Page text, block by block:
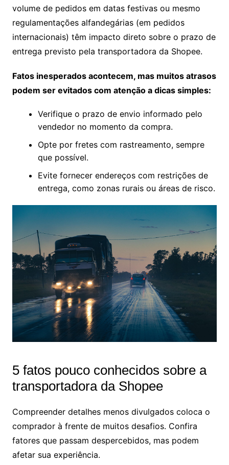
volume de pedidos em datas festivas ou mesmo
regulamentações alfandegárias (em pedidos
internacionais) têm impacto direto sobre o prazo de
entrega previsto pela transportadora da Shopee.
Fatos inesperados acontecem, mas muitos atrasos
podem ser evitados com atenção a dicas simples:
Verifique o prazo de envio informado pelo
vendedor no momento da compra.
Opte por fretes com rastreamento, sempre
que possível.
Evite fornecer endereços com restrições de
entrega, como zonas rurais ou áreas de risco.
5 fatos pouco conhecidos sobre a
transportadora da Shopee
Compreender detalhes menos divulgados coloca o
comprador à frente de muitos desafios. Confira
fatores que passam despercebidos, mas podem
afetar sua experiência.